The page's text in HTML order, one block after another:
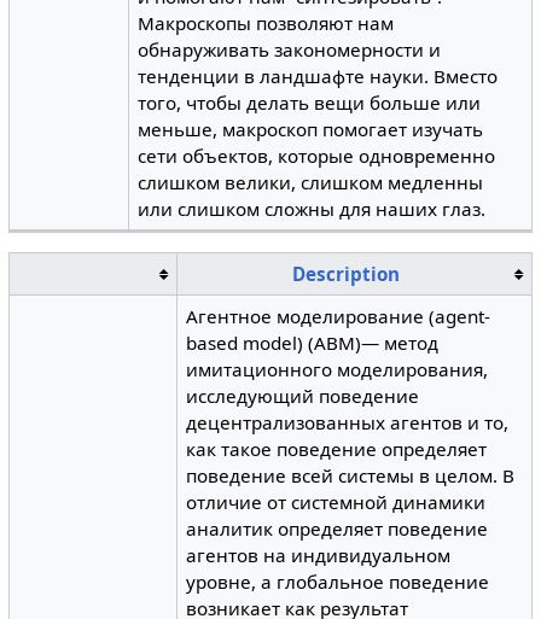
Макроскопы позволяют нам
обнаруживать закономерности и
тенденции в ландшафте науки. Вместо
того, чтобы делать вещи больше или
меньше, макроскоп помогает изучать
сети объектов, которые одновременно
слишком велики, слишком медленны
или слишком сложны для наших глаз.
Description
Агентное моделирование (agent-
based model) (ABM)— метод
имитационного моделирования,
исследующий поведение
децентрализованных агентов и то,
как такое поведение определяет
поведение всей системы в целом. В
отличие от системной динамики
аналитик определяет поведение
агентов на индивидуальном
уровне, а глобальное поведение
возникает как результат